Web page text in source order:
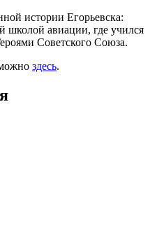
истории Егорьевска:
школой авиации, где учился
Советского Союза.
здесь.